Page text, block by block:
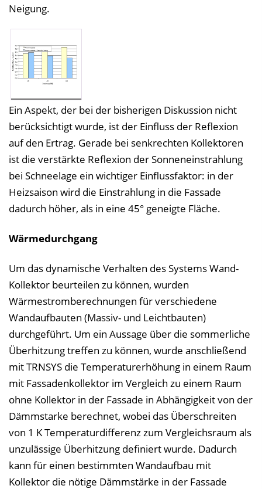
Neigung.
Ein Aspekt, der bei der bisherigen Diskussion nicht
berücksichtigt wurde, ist der Einfluss der Reflexion
auf den Ertrag. Gerade bei senkrechten Kollektoren
ist die verstärkte Reflexion der Sonneneinstrahlung
bei Schneelage ein wichtiger Einflussfaktor: in der
Heizsaison wird die Einstrahlung in die Fassade
dadurch höher, als in eine 45° geneigte Fläche.
Wärmedurchgang
Um das dynamische Verhalten des Systems Wand-
Kollektor beurteilen zu können, wurden
Wärmestromberechnungen für verschiedene
Wandaufbauten (Massiv- und Leichtbauten)
durchgeführt. Um ein Aussage über die sommerliche
Überhitzung treffen zu können, wurde anschließend
mit TRNSYS die Temperaturerhöhung in einem Raum
mit Fassadenkollektor im Vergleich zu einem Raum
ohne Kollektor in der Fassade in Abhängigkeit von der
Dämmstarke berechnet, wobei das Überschreiten
von 1 K Temperaturdifferenz zum Vergleichsraum als
unzulässige Überhitzung definiert wurde. Dadurch
kann für einen bestimmten Wandaufbau mit
Kollektor die nötige Dämmstärke in der Fassade